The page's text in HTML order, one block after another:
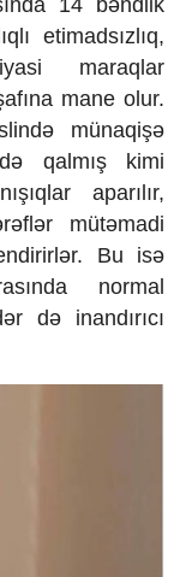
14 bəndlik
etimadsızlıq,
maraqlar
mane olur.
münaqişə
qalmış kimi
aparılır,
mütəmadi
Bu isə
normal
də inandırıcı